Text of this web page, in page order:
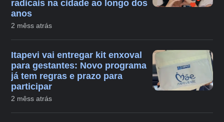
radicais na cidade ao longo dos
anos
2 mêss atrás
Itapevi vai entregar kit enxoval
para gestantes: Novo programa
já tem regras e prazo para
participar
2 mêss atrás